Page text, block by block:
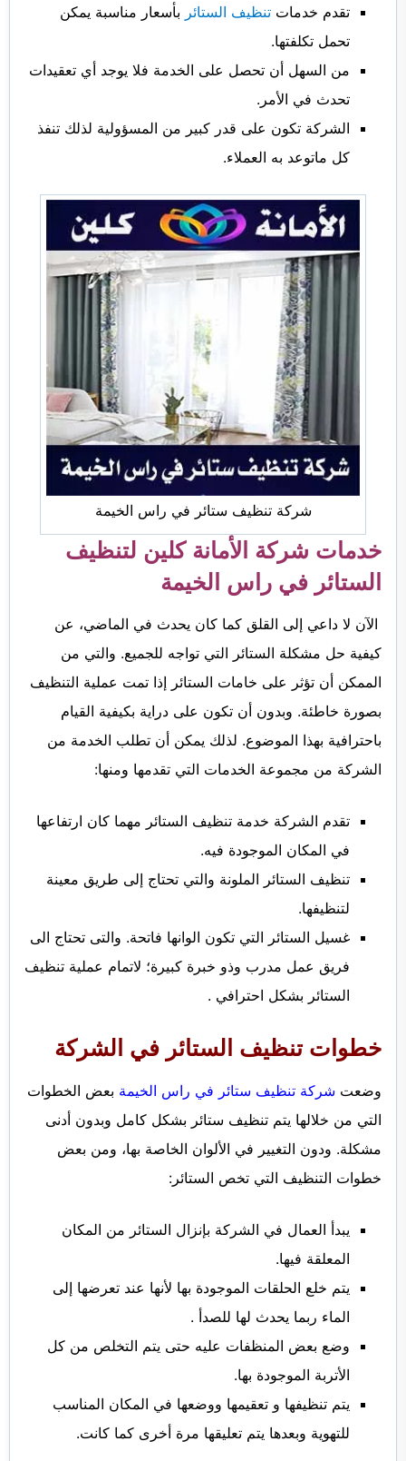
تقدم خدمات تنظيف الستائر بأسعار مناسبة يمكن
تحمل تكلفتها.
من السهل أن تحصل على الخدمة فلا يوجد أي تعقيدات
تحدث في الأمر.
الشركة تكون على قدر كبير من المسؤولية لذلك تنفذ
كل ماتوعد به العملاء.
شركة تنظيف ستائر في راس الخيمة
خدمات شركة الأمانة كلين لتنظيف
الستائر في راس الخيمة
الآن لا داعي إلى القلق كما كان يحدث في الماضي، عن
كيفية حل مشكلة الستائر التي تواجه للجميع. والتي من
الممكن أن تؤثر على خامات الستائر إذا تمت عملية التنظيف
بصورة خاطئة. وبدون أن تكون على دراية بكيفية القيام
باحترافية بهذا الموضوع. لذلك يمكن أن تطلب الخدمة من
الشركة من مجموعة الخدمات التي تقدمها ومنها:
تقدم الشركة خدمة تنظيف الستائر مهما كان ارتفاعها
في المكان الموجودة فيه.
تنظيف الستائر الملونة والتي تحتاج إلى طريق معينة
لتنظيفها.
غسيل الستائر التي تكون الوانها فاتحة. والتى تحتاج الى
فريق عمل مدرب وذو خبرة كبيرة؛ لاتمام عملية تنظيف
الستائر بشكل احترافي .
خطوات تنظيف الستائر في الشركة
وضعت شركة تنظيف ستائر في راس الخيمة بعض الخطوات
التي من خلالها يتم تنظيف ستائر بشكل كامل وبدون أدنى
مشكلة. ودون التغيير في الألوان الخاصة بها، ومن بعض
خطوات التنظيف التي تخص الستائر:
يبدأ العمال في الشركة بإنزال الستائر من المكان
المعلقة فيها.
يتم خلع الحلقات الموجودة بها لأنها عند تعرضها إلى
الماء ربما يحدث لها للصدأ .
وضع بعض المنظفات عليه حتى يتم التخلص من كل
الأتربة الموجودة بها.
يتم تنظيفها و تعقيمها ووضعها في المكان المناسب
للتهوية وبعدها يتم تعليقها مرة أخرى كما كانت.